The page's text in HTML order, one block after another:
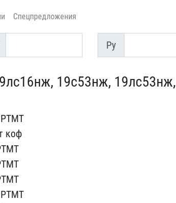
Спецпредложения
Py
Py
​19с53нж, 19лс53нж,
РТ​МТ
коф
РТМТ